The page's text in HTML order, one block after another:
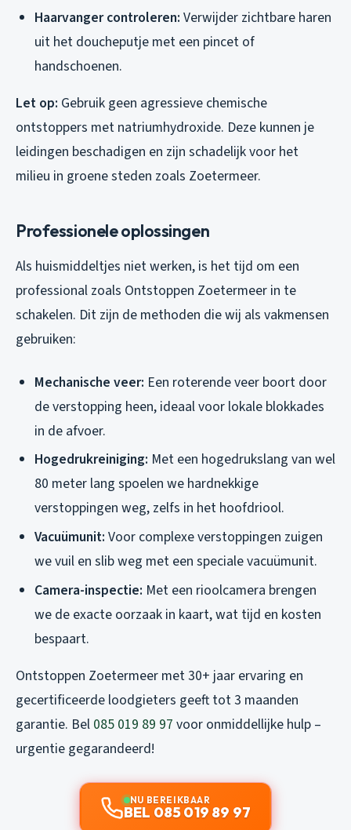
Haarvanger controleren: Verwijder zichtbare haren
uit het doucheputje met een pincet of
handschoenen.
Let op: Gebruik geen agressieve chemische
ontstoppers met natriumhydroxide. Deze kunnen je
leidingen beschadigen en zijn schadelijk voor het
milieu in groene steden zoals Zoetermeer.
Professionele oplossingen
Als huismiddeltjes niet werken, is het tijd om een
professional zoals Ontstoppen Zoetermeer in te
schakelen. Dit zijn de methoden die wij als vakmensen
gebruiken:
Mechanische veer: Een roterende veer boort door
de verstopping heen, ideaal voor lokale blokkades
in de afvoer.
Hogedrukreiniging: Met een hogedrukslang van wel
80 meter lang spoelen we hardnekkige
verstoppingen weg, zelfs in het hoofdriool.
Vacuümunit: Voor complexe verstoppingen zuigen
we vuil en slib weg met een speciale vacuümunit.
Camera-inspectie: Met een rioolcamera brengen
we de exacte oorzaak in kaart, wat tijd en kosten
bespaart.
Ontstoppen Zoetermeer met 30+ jaar ervaring en
gecertificeerde loodgieters geeft tot 3 maanden
garantie. Bel 085 019 89 97 voor onmiddellijke hulp –
urgentie gegarandeerd!
NU BEREIKBAAR
BEL 085 019 89 97